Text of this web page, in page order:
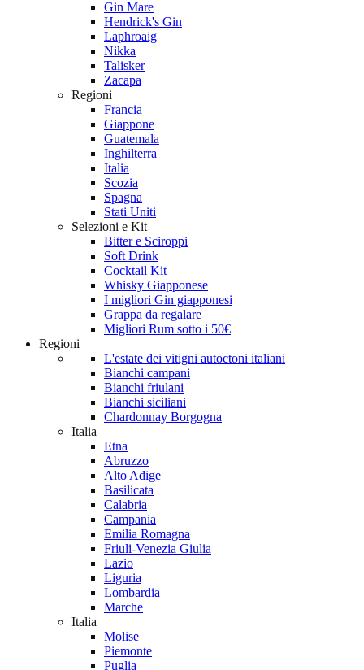
Gin Mare
Hendrick's Gin
Laphroaig
Nikka
Talisker
Zacapa
Regioni
Francia
Giappone
Guatemala
Inghilterra
Italia
Scozia
Spagna
Stati Uniti
Selezioni e Kit
Bitter e Sciroppi
Soft Drink
Cocktail Kit
Whisky Giapponese
I migliori Gin giapponesi
Grappa da regalare
Migliori Rum sotto i 50€
Regioni
L'estate dei vitigni autoctoni italiani
Bianchi campani
Bianchi friulani
Bianchi siciliani
Chardonnay Borgogna
Italia
Etna
Abruzzo
Alto Adige
Basilicata
Calabria
Campania
Emilia Romagna
Friuli-Venezia Giulia
Lazio
Liguria
Lombardia
Marche
Italia
Molise
Piemonte
Puglia